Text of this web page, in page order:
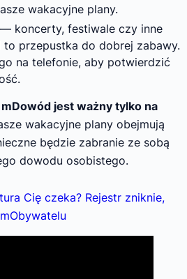
wakacyjne plany.
koncerty, festiwale czy inne
to przepustka do dobrej zabawy.
na telefonie, aby potwierdzić
mDowód jest ważny tylko na
wakacyjne plany obejmują
będzie zabranie ze sobą
dowodu osobistego.
Cię czeka? Rejestr zniknie,